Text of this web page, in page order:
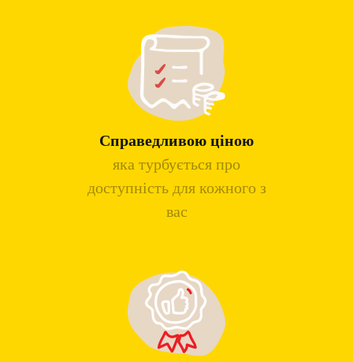
Справедливою ціною
яка турбується про
доступність для кожного з
вас